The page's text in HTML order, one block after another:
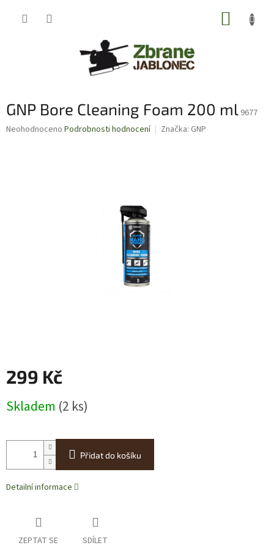
GNP Bore Cleaning Foam 200 ml 9677
Průměrné
Neohodnoceno Podrobnosti hodnocení Značka: GNP
299 Kč
cena:
Skladem (2 ks)
Přidat do košíku
Detailní informace
ZEPTAT SE SDÍLET